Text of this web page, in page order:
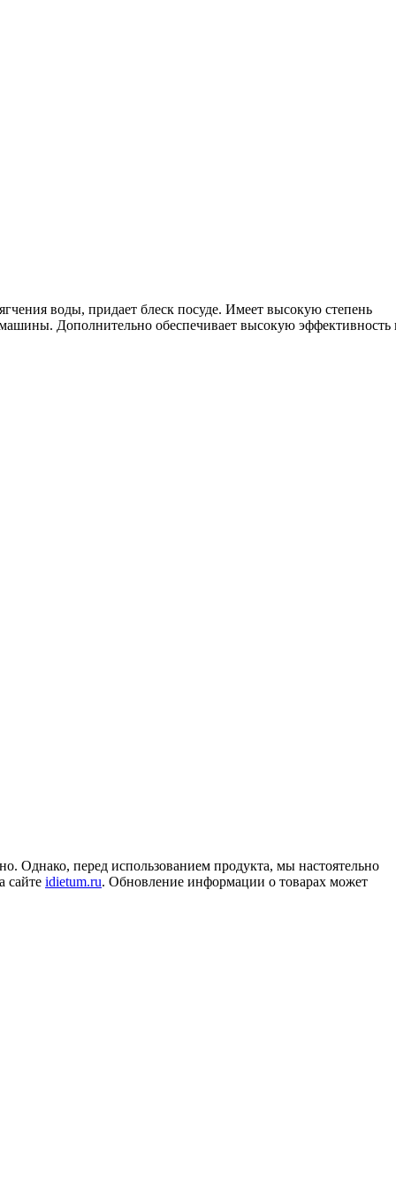
воды, придает блеск посуде. Имеет высокую степень
Дополнительно обеспечивает высокую эффективность
Однако, перед использованием продукта, мы настоятельно
сайте idietum.ru. Обновление информации о товарах может